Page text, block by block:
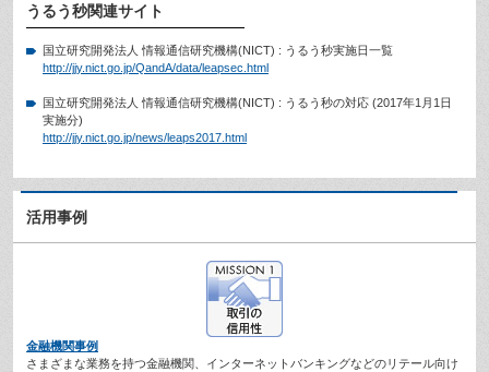
うるう秒関連サイト
国立研究開発法人 情報通信研究機構(NICT) : うるう秒実施日一覧
http://jjy.nict.go.jp/QandA/data/leapsec.html
国立研究開発法人 情報通信研究機構(NICT) : うるう秒の対応 (2017年1月1日
実施分)
http://jjy.nict.go.jp/news/leaps2017.html
活用事例
金融機関事例
さまざまな業務を持つ金融機関、インターネットバンキングなどのリテール向け